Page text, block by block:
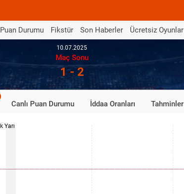
Puan Durumu Fikstür Son Haberler Ücretsiz Oyunlar
10.07.2025
Maç Sonu
1 - 2
Canlı Puan Durumu İddaa Oranları Tahminler
İlk Yarı